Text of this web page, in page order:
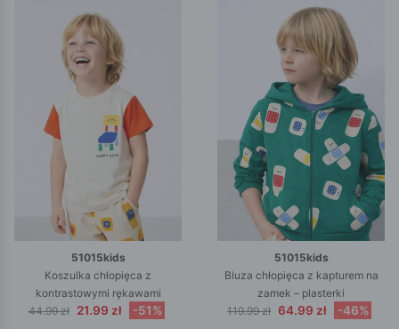
51015kids
Koszulka chłopięca z
kontrastowymi rękawami
44.99 zł
21.99 zł -51%
51015kids
Bluza chłopięca z kapturem na
zamek – plasterki
119.99 zł 64.99 zł -46%